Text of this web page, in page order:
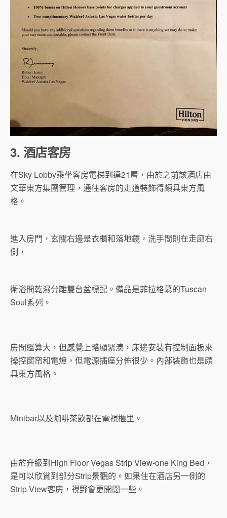
3. 酒店客房
在Sky Lobby乘坐客房電梯到達21層，由於之前該酒店由
文華東方集團管理，通往客房的走道裝飾得頗具東方風
格。
進入房門，玄關右邊是衣櫃和落地鏡，洗手間則在走廊右
側，
衛浴間乾濕分離雙台盆標配。備品是菲拉格慕的Tuscan
Soul系列。
房間還算大，但感覺上略顯緊湊，床邊安裝有控制面板來
操控窗帘和電燈，但電源插座分佈很少。內部裝飾也是頗
具東方風格。
Minibar以及咖啡茶飲都在電視櫃里。
由於升級到High Floor Vegas Strip View-one King Bed，
是可以欣賞到部分Strip景觀的。如果住在酒店另一側的
Strip View客房，視野會更開闊一些。